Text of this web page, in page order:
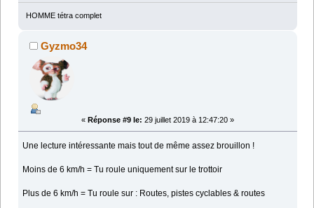
HOMME tétra complet
Gyzmo34
« Réponse #9 le: 29 juillet 2019 à 12:47:20 »
Une lecture intéressante mais tout de même assez brouillon !
Moins de 6 km/h = Tu roule uniquement sur le trottoir
Plus de 6 km/h = Tu roule sur : Routes, pistes cyclables & routes